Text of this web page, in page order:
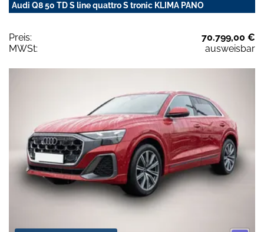
Audi Q8 50 TD S line quattro S tronic KLIMA PANO
Preis:
70.799,00 €
MWSt:
ausweisbar